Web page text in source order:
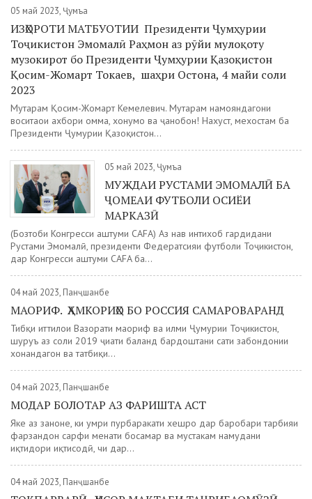
05 май 2023, Ҷумъа
ИЗҲОРОТИ МАТБУОТИИ Президенти Ҷумҳурии
Тоҷикистон Эмомалӣ Раҳмон аз рӯйи мулоқоту
музокирот бо Президенти Ҷумҳурии Қазоқистон
Қосим-Жомарт Токаев, шаҳри Остона, 4 майи соли
2023
Муҳтарам Қосим-Жомарт Кемелевич. Муҳтарам намояндагони
воситаҳои ахбори омма, хонумҳо ва ҷанобон! Нахуст, мехостам ба
Президенти Ҷумҳурии Қазоқистон...
05 май 2023, Ҷумъа
МУЖДАИ РУСТАМИ ЭМОМАЛӢ БА
ҶОМЕАИ ФУТБОЛИ ОСИЁИ
МАРКАЗӢ
(Бозтоби Конгресси ҳаштуми CAFA) Аз нав интихоб гардидани
Рустами Эмомалӣ, президенти Федератсияи футболи Тоҷикистон,
дар Конгресси ҳаштуми CAFA ба...
04 май 2023, Панҷшанбе
МАОРИФ. ҲАМКОРИҲО БО РОССИЯ САМАРОВАРАНД
Тибқи иттилои Вазорати маориф ва илми Ҷумҳурии Тоҷикистон,
шуруъ аз соли 2019 ҷиҳати баланд бардоштани сатҳи забондонии
хонандагон ва татбиқи...
04 май 2023, Панҷшанбе
МОДАР БОЛОТАР АЗ ФАРИШТА АСТ
Яке аз заноне, ки умри пурбаракати хешро дар баробари тарбияи
фарзандон сарфи меҳнати босамар ва мустаҳкам намудани
иқтидори иқтисодӣ, чи дар...
04 май 2023, Панҷшанбе